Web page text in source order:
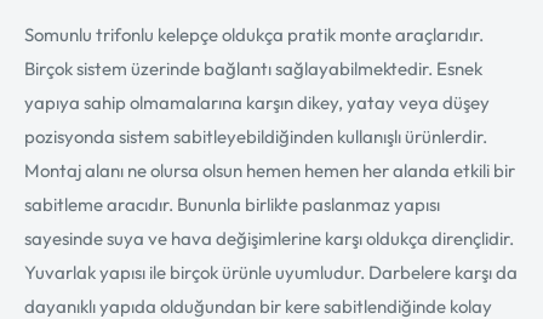
Somunlu trifonlu kelepçe oldukça pratik monte araçlarıdır.
Birçok sistem üzerinde bağlantı sağlayabilmektedir. Esnek
yapıya sahip olmamalarına karşın dikey, yatay veya düşey
pozisyonda sistem sabitleyebildiğinden kullanışlı ürünlerdir.
Montaj alanı ne olursa olsun hemen hemen her alanda etkili bir
sabitleme aracıdır. Bununla birlikte paslanmaz yapısı
sayesinde suya ve hava değişimlerine karşı oldukça dirençlidir.
Yuvarlak yapısı ile birçok ürünle uyumludur. Darbelere karşı da
dayanıklı yapıda olduğundan bir kere sabitlendiğinde kolay